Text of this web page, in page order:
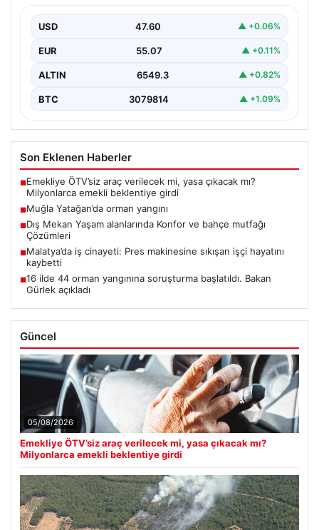
USD 47.60 ▲ +0.06%
EUR 55.07 ▲ +0.11%
ALTIN 6549.3 ▲ +0.82%
BTC 3079814 ▲ +1.09%
Son Eklenen Haberler
■Emekliye ÖTV’siz araç verilecek mi, yasa çıkacak mı?
Milyonlarca emekli beklentiye girdi
■Muğla Yatağan’da orman yangını
■Dış Mekan Yaşam alanlarında Konfor ve bahçe mutfağı
Çözümleri
■Malatya’da iş cinayeti: Pres makinesine sıkışan işçi hayatını
kaybetti
■16 ilde 44 orman yangınına soruşturma başlatıldı. Bakan
Gürlek açıkladı
Güncel
05/08/2026
Emekliye ÖTV’siz araç verilecek mi, yasa çıkacak mı?
Milyonlarca emekli beklentiye girdi